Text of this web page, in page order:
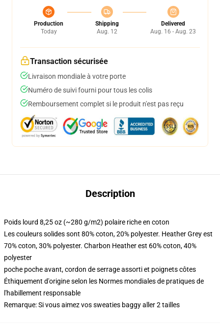
Production
Today
Shipping
Aug. 12
Delivered
Aug. 16 - Aug. 23
Transaction sécurisée
Livraison mondiale à votre porte
Numéro de suivi fourni pour tous les colis
Remboursement complet si le produit n'est pas reçu
Description
Poids lourd 8,25 oz (~280 g/m2) polaire riche en coton
Les couleurs solides sont 80% coton, 20% polyester. Heather Grey est
70% coton, 30% polyester. Charbon Heather est 60% coton, 40%
polyester
poche poche avant, cordon de serrage assorti et poignets côtes
Éthiquement d'origine selon les Normes mondiales de pratiques de
l'habillement responsable
Remarque: Si vous aimez vos sweaties baggy aller 2 tailles